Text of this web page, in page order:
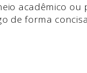
acadêmico ou
de forma